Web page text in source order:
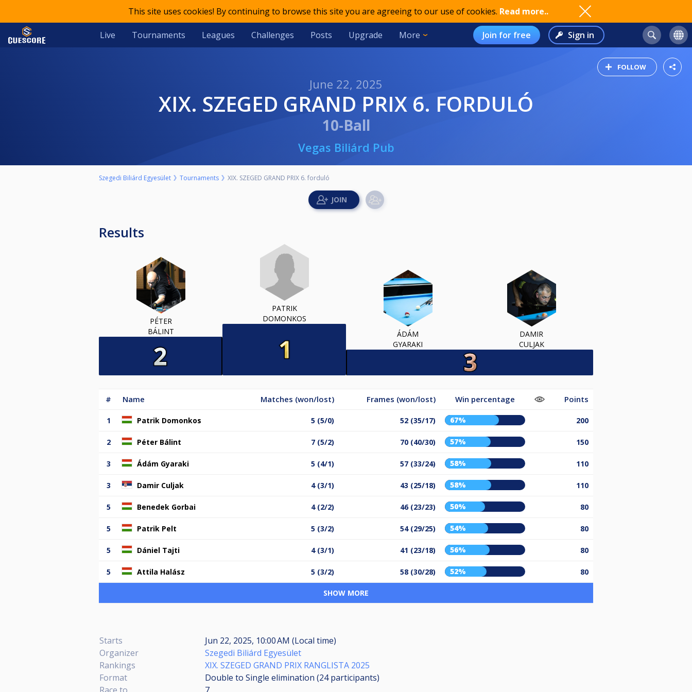
This site uses cookies! By continuing to browse this site you are agreeing to our use of cookies. Read more..
Live Tournaments Leagues Challenges Posts Upgrade More Join for free Sign in
FOLLOW
June 22, 2025
XIX. SZEGED GRAND PRIX 6. FORDULÓ
10-Ball
Vegas Biliárd Pub
Szegedi Biliárd Egyesület Tournaments XIX. SZEGED GRAND PRIX 6. forduló
Results
PÉTER
BÁLINT
PATRIK
DOMONKOS
ÁDÁM
GYARAKI
DAMIR
CULJAK
# Name Matches (won/lost) Frames (won/lost) Win percentage Points
1 Patrik Domonkos 5 (5/0) 52 (35/17) 67% 200
2 Péter Bálint 7 (5/2) 70 (40/30) 57% 150
3 Ádám Gyaraki 5 (4/1) 57 (33/24) 58% 110
3 Damir Culjak 4 (3/1) 43 (25/18) 58% 110
5 Benedek Gorbai 4 (2/2) 46 (23/23) 50% 80
5 Patrik Pelt 5 (3/2) 54 (29/25) 54% 80
5 Dániel Tajti 4 (3/1) 41 (23/18) 56% 80
5 Attila Halász 5 (3/2) 58 (30/28) 52% 80
SHOW MORE
Starts
Jun 22, 2025, 10:00 AM (Local time)
Organizer
Szegedi Biliárd Egyesület
Rankings
XIX. SZEGED GRAND PRIX RANGLISTA 2025
Format
Double to Single elimination (24participants)
Race to
7